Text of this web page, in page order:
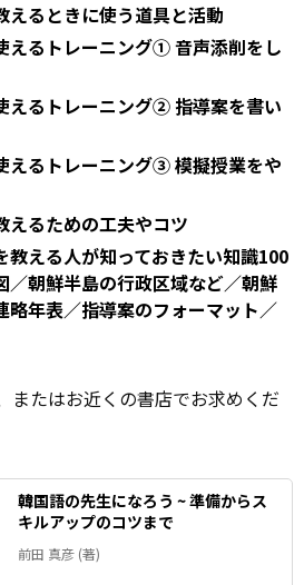
るときに使う道具と活動
るトレーニング① 音声添削をし
るトレーニング② 指導案を書い
るトレーニング③ 模擬授業をや
るための工夫やコツ
教える人が知っておきたい知識100
／朝鮮半島の行政区域など／朝鮮
略年表／指導案のフォーマット／
またはお近くの書店でお求めくだ
韓国語の先生になろう ~ 準備からス
キルアップのコツまで
前田 真彦 (著)